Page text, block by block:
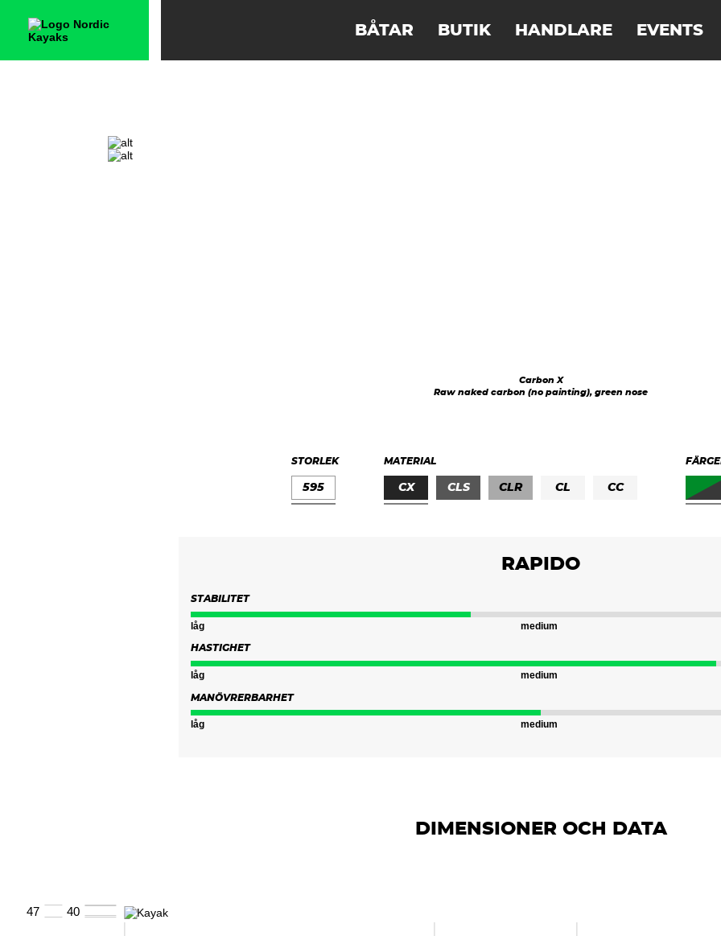
BÅTAR BUTIK HANDLARE EVENTS
PROLINE
Carbon X
Raw naked carbon (no painting), green nose
STORLEK
595
MATERIAL
CX CLS CLR CL CC
RAPIDO
STABILITET
låg medium
HASTIGHET
låg medium
MANÖVRERBARHET
låg medium
DIMENSIONER OCH DATA
47 40